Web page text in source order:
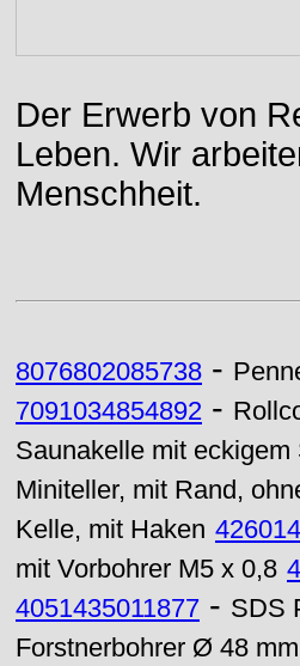
Der Erwerb von
Leben. Wir
Menschheit.
8076802085738 -
7091034854892 -
Saunakelle mit
Miniteller, mit Rand,
Kelle, mit Haken
mit Vorbohrer M5 x 0,8
4051435011877 - SDS
Forstnerbohrer Ø 48 mm